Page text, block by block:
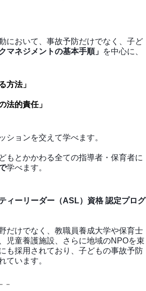
において、 事故予防だけでなく、子ど
マネジメントの基本手順」 を中心に、
方法」
法的責任」
ションを交えて学べます。
もとかかわる全ての指導者・保育者に
学べます。
ィーリーダー（ASL）資格 認定プログ
だけでなく、教職員養成大学や保育士
児童養護施設、さらに地域のNPOを束
も採用されており、子どもの事故予防
ています。
－